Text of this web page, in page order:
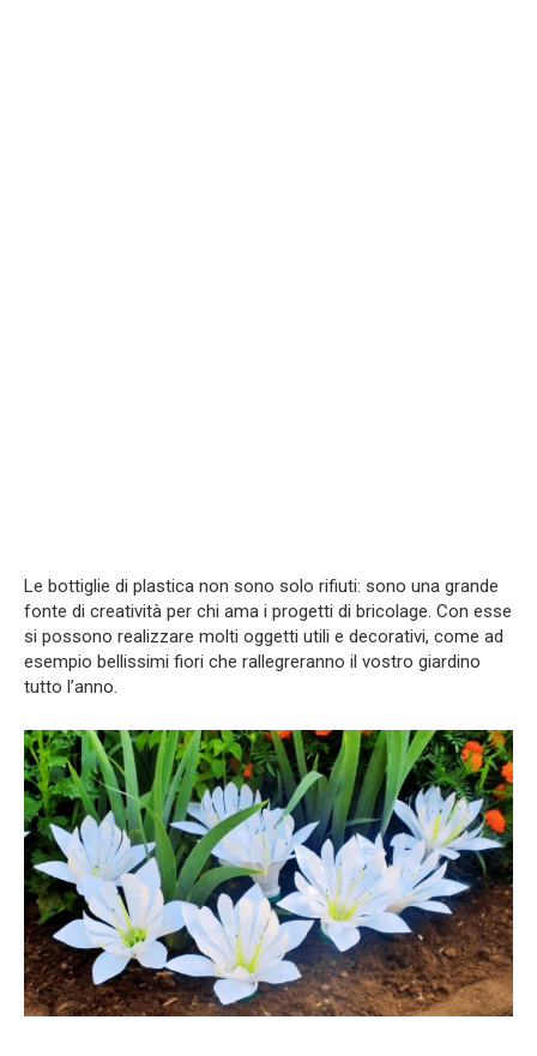
Le bottiglie di plastica non sono solo rifiuti: sono una grande
fonte di creatività per chi ama i progetti di bricolage. Con esse
si possono realizzare molti oggetti utili e decorativi, come ad
esempio bellissimi fiori che rallegreranno il vostro giardino
tutto l’anno.